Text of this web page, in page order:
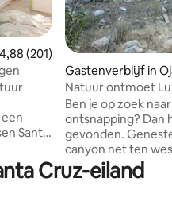
beoordeling van
4,88 (201)
Santa
de
Gastenverblijf in
Natuur ontmoet
Ben je op zoek
ontsnapping? Dan
gevonden.
canyon net ten
van Ojai, brengt
slaapkamer natuur
Cruz-eiland